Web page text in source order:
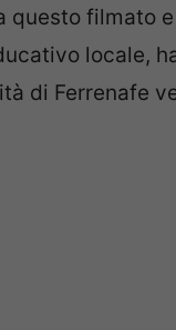
questo filmato
locale,
di Ferrenafe